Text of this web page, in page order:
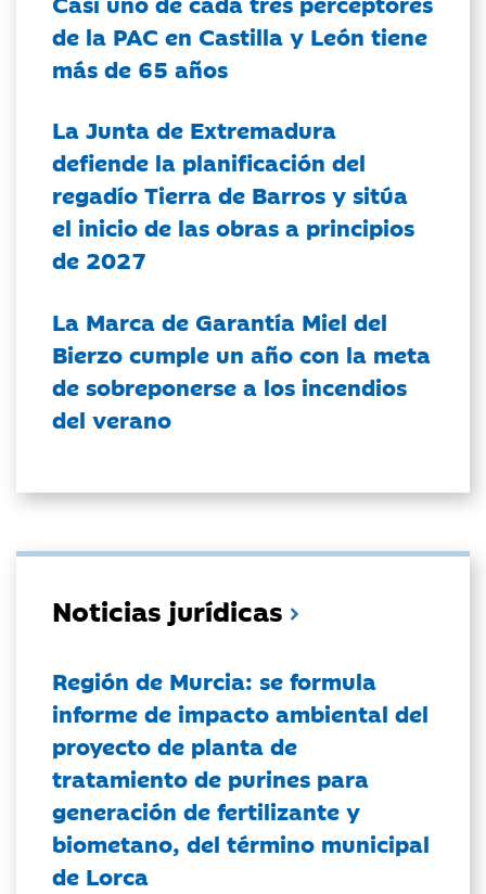
de la PAC en Castilla y León tiene
más de 65 años
La Junta de Extremadura
defiende la planificación del
regadío Tierra de Barros y sitúa
el inicio de las obras a principios
de 2027
La Marca de Garantía Miel del
Bierzo cumple un año con la meta
de sobreponerse a los incendios
del verano
Noticias jurídicas
Región de Murcia: se formula
informe de impacto ambiental del
proyecto de planta de
tratamiento de purines para
generación de fertilizante y
biometano, del término municipal
de Lorca